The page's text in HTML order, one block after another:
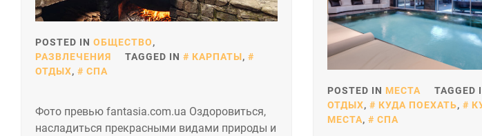
POSTED IN ОБЩЕСТВО,
РАЗВЛЕЧЕНИЯ
TAGGED IN КАРПАТЫ,
ОТДЫХ, СПА
Фото превью fantasia.com.ua Оздоровиться,
насладиться прекрасными видами природы и
POSTED IN МЕСТА TAGGED
ОТДЫХ, КУДА ПОЕХАТЬ,
МЕСТА, СПА